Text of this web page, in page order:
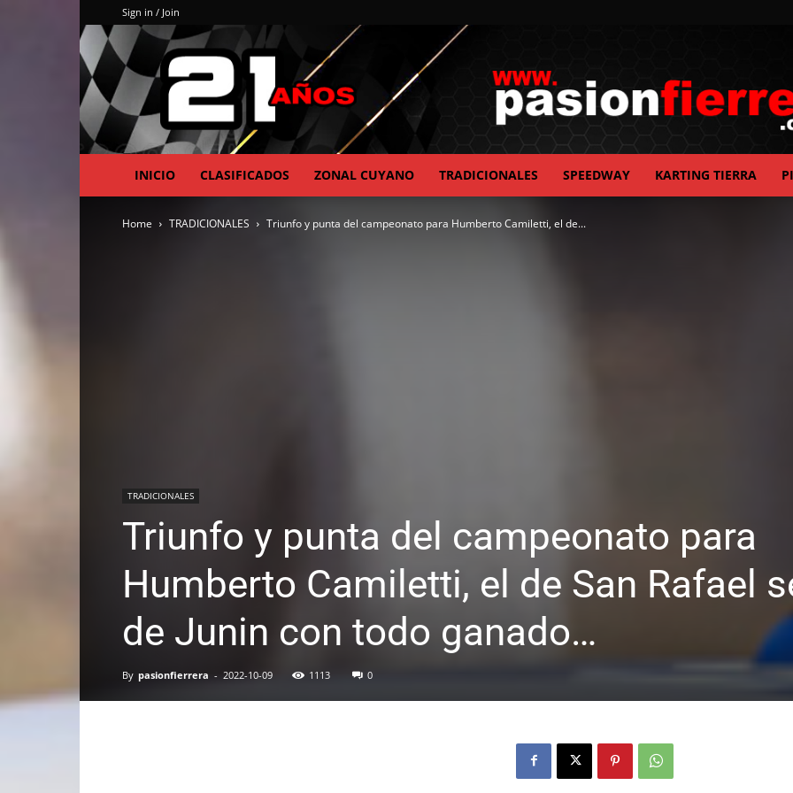
Sign in / Join
INICIO CLASIFICADOS ZONAL CUYANO TRADICIONALES SPEEDWAY KARTING TIERRA
Home TRADICIONALES Triunfo y punta del campeonato para Humberto Camiletti, el de...
TRADICIONALES
Triunfo y punta del campeonato para
Humberto Camiletti, el de San Rafael
de Junin con todo ganado…
By pasionfierrera - 2022-10-09 1113 0